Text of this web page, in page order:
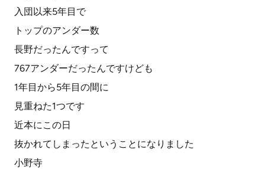
入団以来5年目で
トップのアンダー数
長野だったんですって
767アンダーだったんですけども
1年目から5年目の間に
見重ねた1つです
近本にこの日
抜かれてしまったということになりました
小野寺